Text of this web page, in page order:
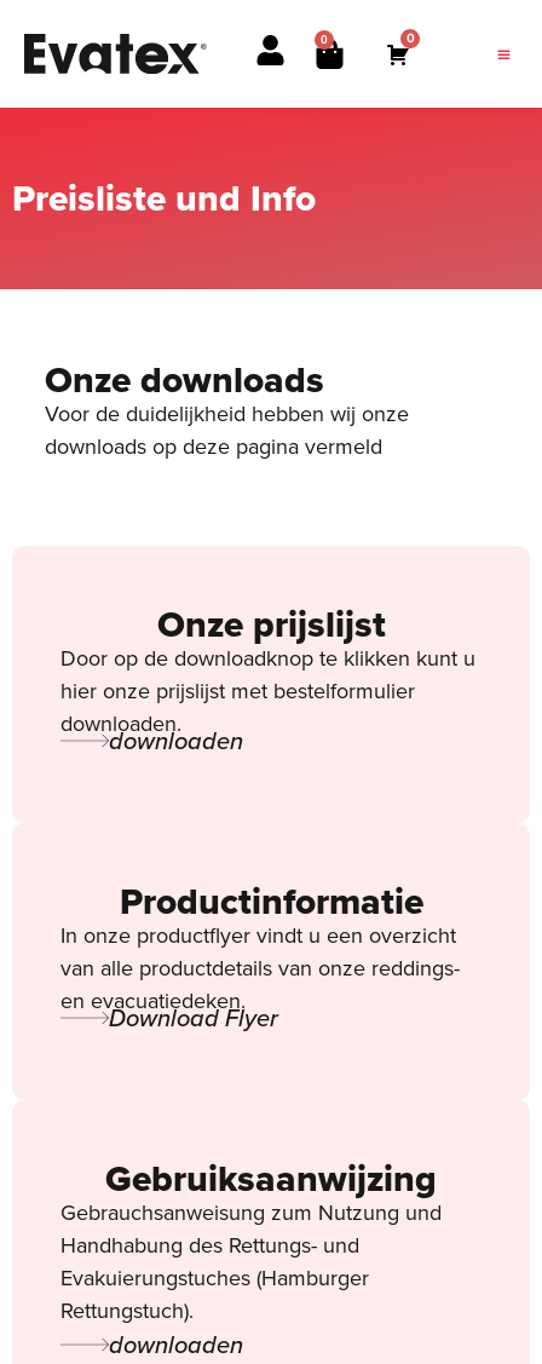
0 0
Preisliste und Info
Onze downloads
Voor de duidelijkheid hebben wij onze
downloads op deze pagina vermeld
Onze prijslijst
Door op de downloadknop te klikken kunt u
hier onze prijslijst met bestelformulier
downloaden.
downloaden
Productinformatie
In onze productflyer vindt u een overzicht
van alle productdetails van onze reddings-
en evacuatiedeken.
Download Flyer
Gebruiksaanwijzing
Gebrauchsanweisung zum Nutzung und
Handhabung des Rettungs- und
Evakuierungstuches (Hamburger
Rettungstuch).
downloaden